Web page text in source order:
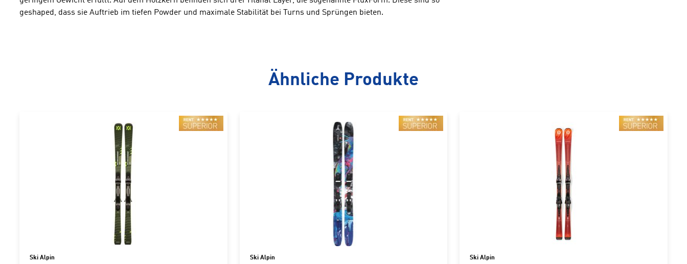
geshaped, dass sie Auftrieb im tiefen Powder und maximale Stabilität bei Turns und Sprüngen bieten.
Ähnliche Produkte
Ski Alpin Ski Alpin Ski Alpin